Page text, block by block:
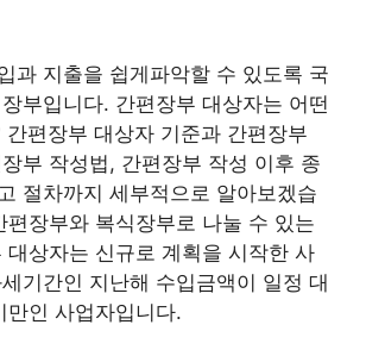
과 지출을 쉽게파악할 수 있도록 국
부입니다. 간편장부 대상자는 어떤
간편장부 대상자 기준과 간편장부
부 작성법, 간편장부 작성 이후 종
절차까지 세부적으로 알아보겠습
편장부와 복식장부로 나눌 수 있는
대상자는 신규로 계획을 시작한 사
기간인 지난해 수입금액이 일정 대
만인 사업자입니다.